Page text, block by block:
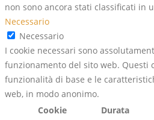
non sono ancora stati classificati in
Necessario
Necessario
I cookie necessari sono
funzionamento del sito web. Questi
funzionalità di base e le
web, in modo anonimo.
Cookie
Durata